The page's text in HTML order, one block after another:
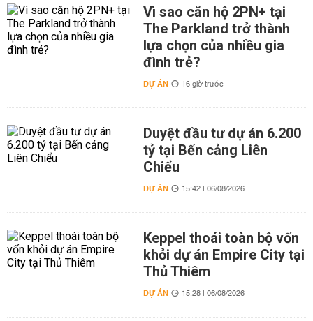
Vì sao căn hộ 2PN+ tại
The Parkland trở thành
lựa chọn của nhiều gia
đình trẻ?
DỰ ÁN 16 giờ trước
Duyệt đầu tư dự án 6.200
tỷ tại Bến cảng Liên
Chiểu
DỰ ÁN 15:42 | 06/08/2026
Keppel thoái toàn bộ vốn
khỏi dự án Empire City tại
Thủ Thiêm
DỰ ÁN 15:28 | 06/08/2026